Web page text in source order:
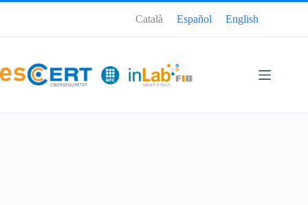
Català Español English